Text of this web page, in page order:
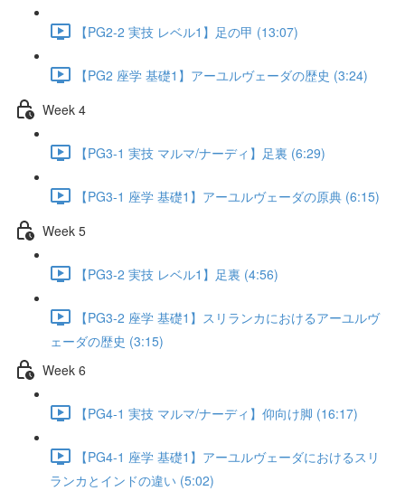
【PG2-2 実技 レベル1】足の甲 (13:07)
【PG2 座学 基礎1】アーユルヴェーダの歴史 (3:24)
Week 4
【PG3-1 実技 マルマ/ナーディ】足裏 (6:29)
【PG3-1 座学 基礎1】アーユルヴェーダの原典 (6:15)
Week 5
【PG3-2 実技 レベル1】足裏 (4:56)
【PG3-2 座学 基礎1】スリランカにおけるアーユルヴ
ェーダの歴史 (3:15)
Week 6
【PG4-1 実技 マルマ/ナーディ】仰向け脚 (16:17)
【PG4-1 座学 基礎1】アーユルヴェーダにおけるスリ
ランカとインドの違い (5:02)